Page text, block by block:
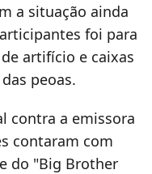
a situação ainda
foi para
artifício e caixas
peoas.
contra a emissora
contaram com
do "Big Brother